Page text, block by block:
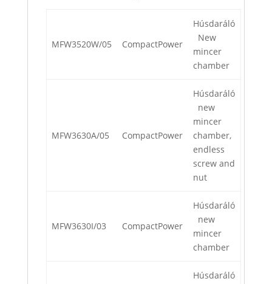
MFW3520W/05 CompactPower
Húsdaráló
New
mincer
chamber
MFW3630A/05 CompactPower
Húsdaráló
new
mincer
chamber,
endless
screw and
nut
MFW3630I/03 CompactPower
Húsdaráló
new
mincer
chamber
Húsdaráló